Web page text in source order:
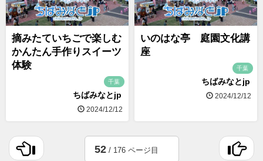
摘みたていちごで楽しむ
かんたん手作りスイーツ
体験
千葉
ちばみなとjp
2024/12/12
いのはな亭 庭園文化講
座
千葉
ちばみなとjp
2024/12/12
52/ 176 ページ目